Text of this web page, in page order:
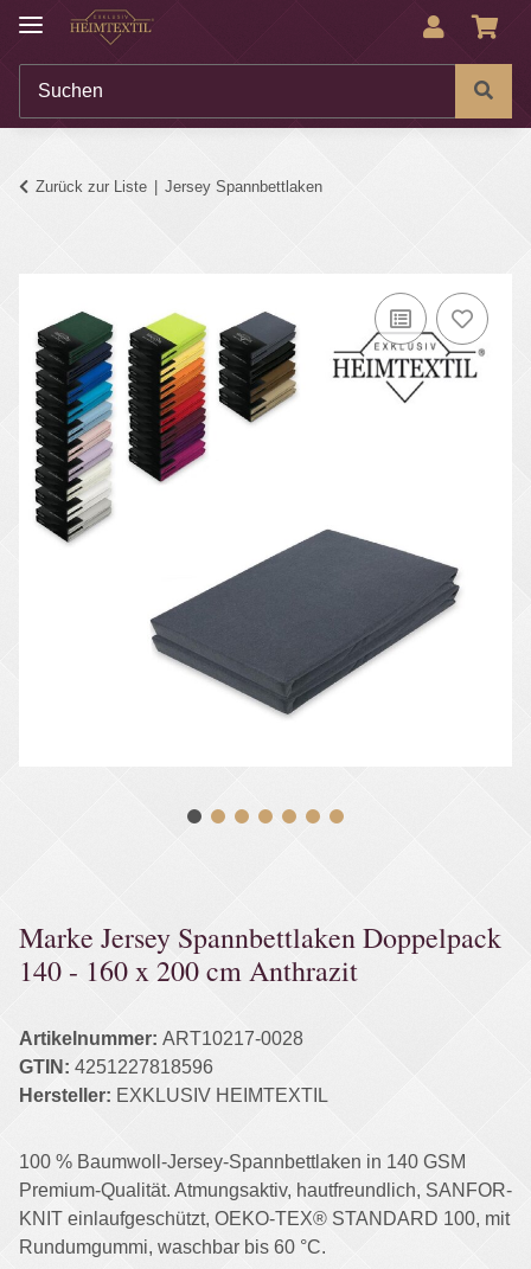
Zurück zur Liste Jersey Spannbettlaken
Marke Jersey Spannbettlaken Doppelpack
140 - 160 x 200 cm Anthrazit
Artikelnummer: ART10217-0028
GTIN: 4251227818596
Hersteller: EXKLUSIV HEIMTEXTIL
100 % Baumwoll-Jersey-Spannbettlaken in 140 GSM
Premium-Qualität. Atmungsaktiv, hautfreundlich, SANFOR-
KNIT einlaufgeschützt, OEKO-TEX® STANDARD 100, mit
Rundumgummi, waschbar bis 60 °C.